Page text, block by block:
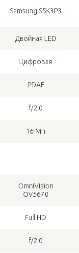
Samsung S5K3P3
Двойная LED
Цифровая
PDAF
f/2.0
16 Мп
OmniVision
OV5670
Full HD
f/2.0